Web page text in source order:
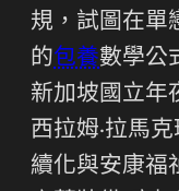
規，試圖在單
的包養數學公
新加坡國立年
西拉姆·拉馬
續化與安康福